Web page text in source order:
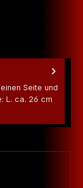
Seite und
L. ca. 26 cm